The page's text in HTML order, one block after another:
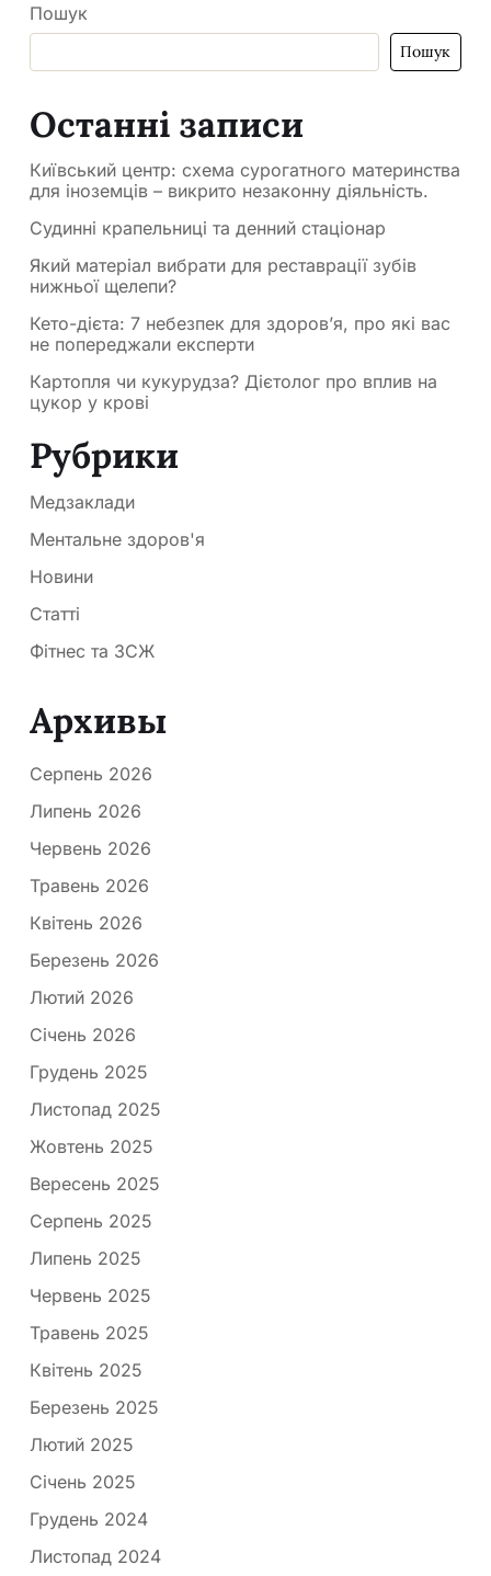
Пошук
Пошук
Останні записи
Київський центр: схема сурогатного материнства
для іноземців – викрито незаконну діяльність.
Судинні крапельниці та денний стаціонар
Який матеріал вибрати для реставрації зубів
нижньої щелепи?
Кето-дієта: 7 небезпек для здоров’я, про які вас
не попереджали експерти
Картопля чи кукурудза? Дієтолог про вплив на
цукор у крові
Рубрики
Медзаклади
Ментальне здоров'я
Новини
Статті
Фітнес та ЗСЖ
Архивы
Серпень 2026
Липень 2026
Червень 2026
Травень 2026
Квітень 2026
Березень 2026
Лютий 2026
Січень 2026
Грудень 2025
Листопад 2025
Жовтень 2025
Вересень 2025
Серпень 2025
Липень 2025
Червень 2025
Травень 2025
Квітень 2025
Березень 2025
Лютий 2025
Січень 2025
Грудень 2024
Листопад 2024